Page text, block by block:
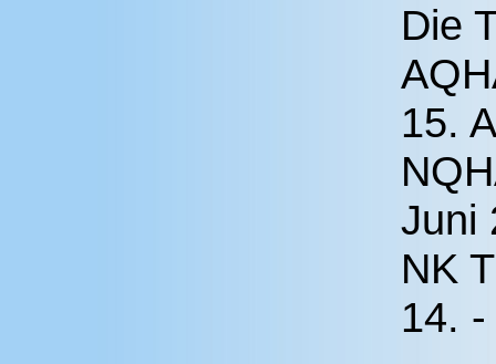
Die
15.
Juni
NK
14.